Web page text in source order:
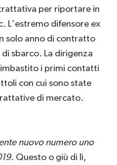
per riportare in
L’estremo difensore ex
solo anno di contratto
di sbarco. La dirigenza
i primi contatti
con cui sono state
di mercato.
nuovo numero uno
. Questo o giù di lì,